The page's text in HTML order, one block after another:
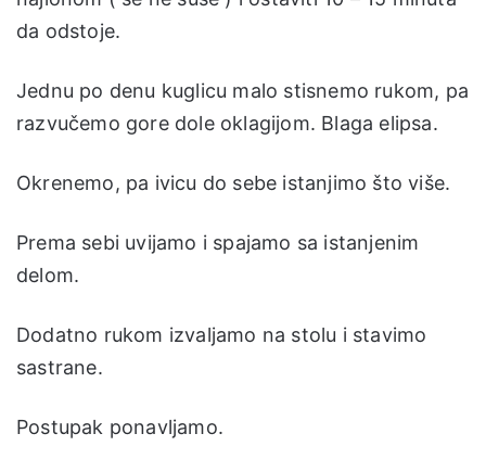
da odstoje.
Jednu po denu kuglicu malo stisnemo rukom, pa
razvučemo gore dole oklagijom. Blaga elipsa.
Okrenemo, pa ivicu do sebe istanjimo što više.
Prema sebi uvijamo i spajamo sa istanjenim
delom.
Dodatno rukom izvaljamo na stolu i stavimo
sastrane.
Postupak ponavljamo.